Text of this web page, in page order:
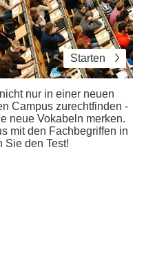
Starten
nur in einer neuen
Campus zurechtfinden -
neue Vokabeln merken.
mit den Fachbegriffen in
Sie den Test!